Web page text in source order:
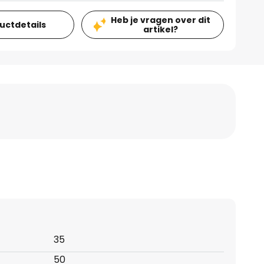
Heb je vragen over dit
artikel?
35
50